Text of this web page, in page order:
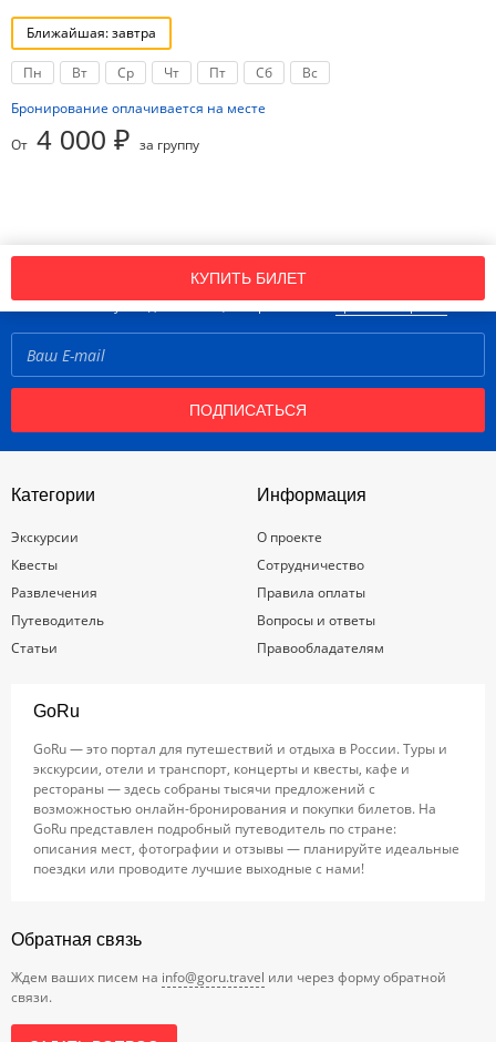
Ближайшая: завтра
Пн Вт Ср Чт Пт Сб
Вс
Бронирование оплачивается на месте
От 4 000 ₽ за группу
КУПИТЬ БИЛЕТ
Подпишись на нашу рассылку новостей!
Нажимая кнопку «Подписаться», вы принимаетеправила портала
ПОДПИСАТЬСЯ
Категории
Экскурсии
Квесты
Развлечения
Путеводитель
Статьи
Информация
О проекте
Сотрудничество
Правила оплаты
Вопросы и ответы
Правообладателям
GoRu
GoRu — это портал для путешествий и отдыха в России. Туры и
экскурсии, отели и транспорт, концерты и квесты, кафе и
рестораны — здесь собраны тысячи предложений с
возможностью онлайн-бронирования и покупки билетов. На
GoRu представлен подробный путеводитель по стране:
описания мест, фотографии и отзывы — планируйте идеальные
поездки или проводите лучшие выходные с нами!
Обратная связь
Ждем ваших писем на info@goru.travel или через форму обратной
связи.